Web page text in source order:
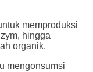
memproduksi
hingga
organik.
mengonsumsi